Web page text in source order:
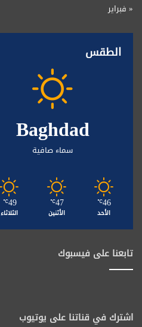
« فبراير
الطقس
Baghdad
سماء صافية
46
℃
الأحد
47
℃
الأثنين
49
℃
الثلاثاء
تابعنا على فيسبوك
اشترك في قناتنا على يوتيوب